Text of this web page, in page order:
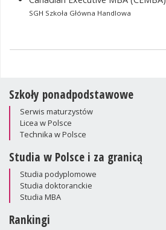
SGH Szkoła Główna Handlowa
Szkoły ponadpodstawowe
Serwis maturzystów
Licea w Polsce
Technika w Polsce
Studia w Polsce i za granicą
Studia podyplomowe
Studia doktoranckie
Studia MBA
Rankingi